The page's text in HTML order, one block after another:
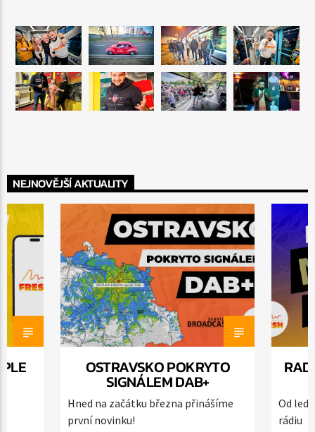
NEJNOVĚJŠÍ AKTUALITY
OSTRAVSKO POKRYTO
SIGNÁLEM DAB+
Hned na začátku března přinášíme
první novinku!
Od
rádiu